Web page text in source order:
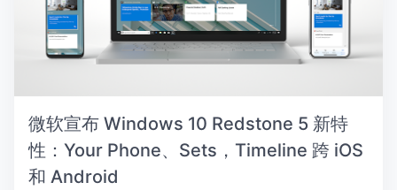
微软宣布 Windows 10 Redstone 5 新特
性：Your Phone、Sets，Timeline 跨 iOS
和 Android